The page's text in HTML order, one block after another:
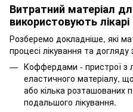
Витратний матеріал
використовують лікарі
Розберемо докладніше, які
процесі лікування та догляду
Коффердами - пристрої з
еластичного матеріалу,
або кілька розташованих
подальшого лікування.